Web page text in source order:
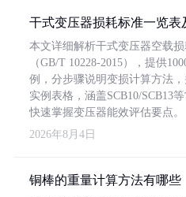
干式变压器损耗标准一览表
本文详细解析干式变压器空载
（GB/T 10228-2015），提供
例，分步骤说明变损计算方法
实例表格，涵盖SCB10/SCB13
快速掌握变压器能效评估要点。
2026年8月4日
铜棒的重量计算方法有哪些